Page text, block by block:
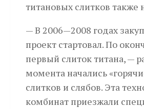
титановых слитков также
— В 2006—2008 годах
проект стартовал. По
первый слиток титана, —
момента начались
слитков и слябов. Эта
комбинат приезжали